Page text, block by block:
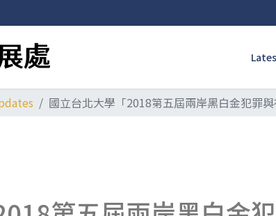
國立台北大學「2018第五屆兩岸黑白金犯罪與